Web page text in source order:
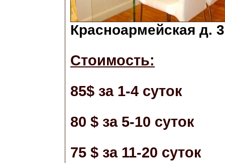
Красноармейская д.
Стоимость:
85$ за 1-4 суток
80 $ за 5-10 суток
75 $ за 11-20 суток